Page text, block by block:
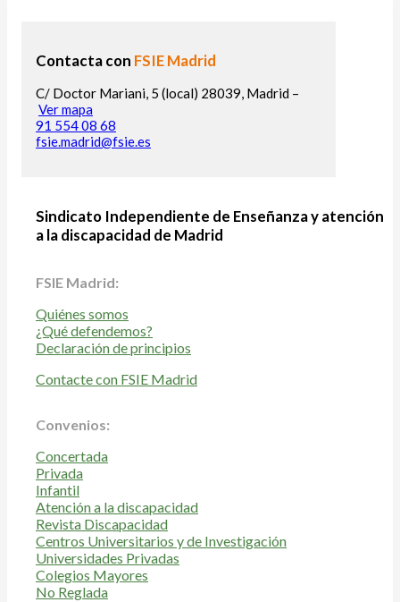
Contacta con FSIE Madrid
C/ Doctor Mariani, 5 (local) 28039, Madrid –
Ver mapa
91 554 08 68
fsie.madrid@fsie.es
Sindicato Independiente de Enseñanza y atención
a la discapacidad de Madrid
FSIE Madrid:
Quiénes somos
¿Qué defendemos?
Declaración de principios
Contacte con FSIE Madrid
Convenios:
Concertada
Privada
Infantil
Atención a la discapacidad
Revista Discapacidad
Centros Universitarios y de Investigación
Universidades Privadas
Colegios Mayores
No Reglada